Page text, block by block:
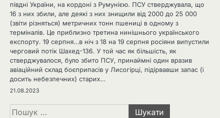
півдні України, на кордоні з Румунією. ПСУ стверджувала, що
16 з них збили, але деякі з них знищили від 2000 до 25 000
(звіти різняться) метричних тонн пшениці в одному з
терміналів. Це приблизно третина нинішнього українського
експорту. 19 серпня…в ніч з 18 на 19 серпня росіяни випустили
черговий потік Шахед-136. У той час як більшість, як
стверджувалося, було збито ПСУ, принаймні один вразив
авіаційний склад боєприпасів у Лисогірці, підірвавши запас (і
досить небезпечних) старих…
21.08.2023
Пошук: